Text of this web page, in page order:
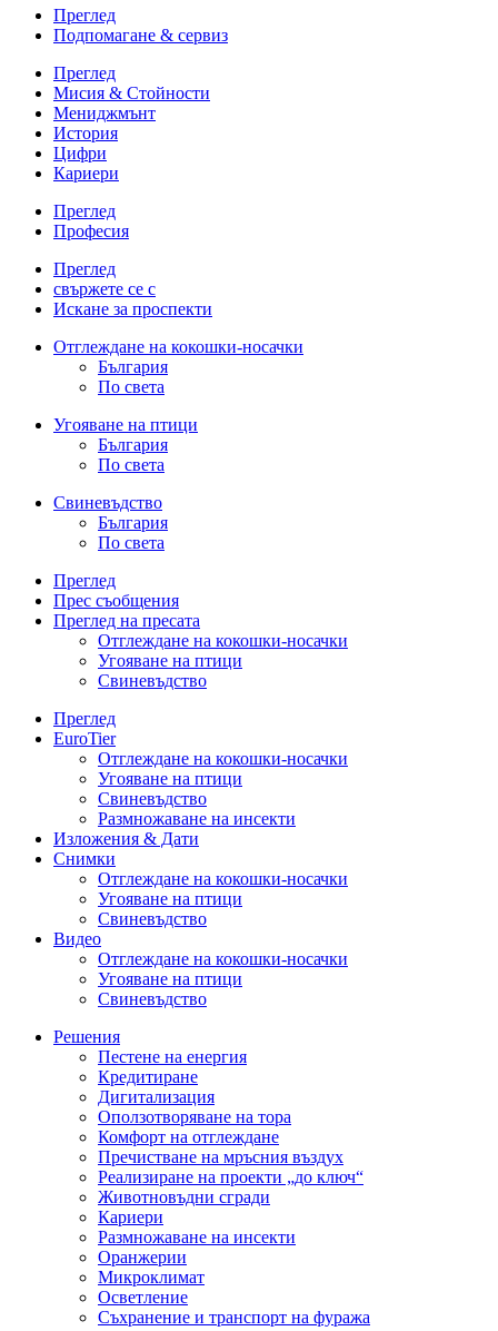
Преглед
Подпомагане & сервиз
Преглед
Мисия & Стойности
Мениджмънт
История
Цифри
Кариери
Преглед
Професия
Преглед
свържете се с
Искане за проспекти
Отглеждане на кокошки-носачки
България
По света
Угояване на птици
България
По света
Свиневъдство
България
По света
Преглед
Прес съобщения
Преглед на пресата
Отглеждане на кокошки-носачки
Угояване на птици
Свиневъдство
Преглед
EuroTier
Отглеждане на кокошки-носачки
Угояване на птици
Свиневъдство
Размножаване на инсекти
Изложения & Дати
Снимки
Отглеждане на кокошки-носачки
Угояване на птици
Свиневъдство
Видео
Отглеждане на кокошки-носачки
Угояване на птици
Свиневъдство
Решения
Пестене на енергия
Кредитиране
Дигитализация
Оползотворяване на тора
Комфорт на отглеждане
Пречистване на мръсния въздух
Реализиране на проекти „до ключ“
Животновъдни сгради
Кариери
Размножаване на инсекти
Оранжерии
Микроклимат
Осветление
Съхранение и транспорт на фуража